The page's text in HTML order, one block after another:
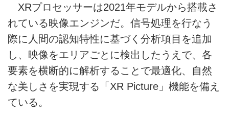
XRプロセッサーは2021年モデルから搭載さ
れている映像エンジンだ。信号処理を行なう
際に人間の認知特性に基づく分析項目を追加
し、映像をエリアごとに検出したうえで、各
要素を横断的に解析することで最適化、自然
な美しさを実現する「XR Picture」機能を備え
ている。